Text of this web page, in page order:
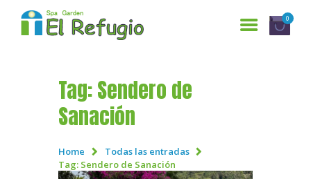
0
Tag: Sendero de
Sanación
Home
Todas las entradas
Tag: Sendero de Sanación
INICIO
SERVICIOS
¿QUIENES SOMOS?
GALERÍA